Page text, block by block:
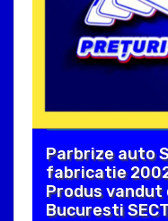
Parbrize auto
fabricatie
Produs vandut
Bucuresti